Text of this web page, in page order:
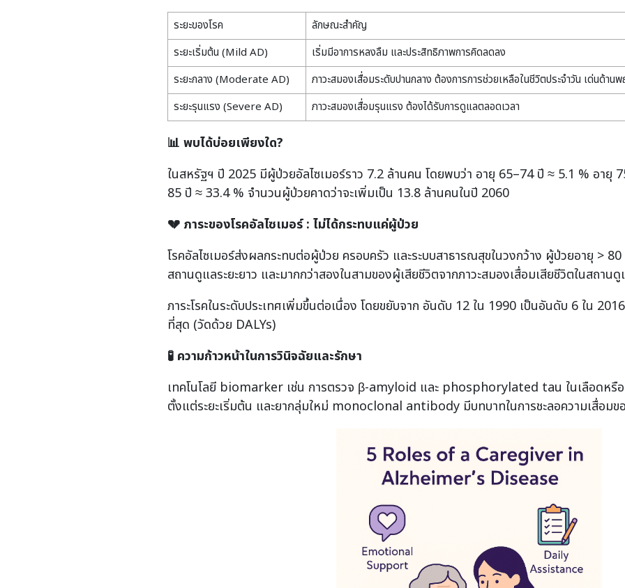
ระยะของโรค
ลักษณะสำคัญ
ระยะเริ่มต้น (Mild AD)
เริ่มมีอาการหลงลืม และประสิทธิภาพการคิดลดลง
ระยะกลาง (Moderate AD)
ภาวะสมองเสื่อมระดับปานกลาง ต้องการการช่วยเหลือในชีวิตประจำวัน เด่นด้า
ระยะรุนแรง (Severe AD)
ภาวะสมองเสื่อมรุนแรง ต้องได้รับการดูแลตลอดเวลา
📊 พบได้บ่อยเพียงใด?
ในสหรัฐฯ ปี 2025 มีผู้ป่วยอัลไซเมอร์ราว 7.2 ล้านคน โดยพบว่า อายุ 65–74 ปี ≈ 5.1 % อายุ
85 ปี ≈ 33.4 % จำนวนผู้ป่วยคาดว่าจะเพิ่มเป็น 13.8 ล้านคนในปี 2060
💔ภาระของโรคอัลไซเมอร์ : ไม่ได้กระทบแค่ผู้ป่วย
โรคอัลไซเมอร์ส่งผลกระทบต่อผู้ป่วย ครอบครัว และระบบสาธารณสุขในวงกว้าง ผู้ป่วยอายุ >
สถานดูแลระยะยาว และมากกว่าสองในสามของผู้เสียชีวิตจากภาวะสมองเสื่อมเสียชีวิตในสถาน
ภาระโรคในระดับประเทศเพิ่มขึ้นต่อเนื่อง โดยขยับจาก อันดับ 12 ใน 1990 เป็นอันดับ 6 ใน
ที่สุด (วัดด้วย DALYs)
🧪 ความก้าวหน้าในการวินิจฉัยและรักษา
เทคโนโลยี biomarker เช่น การตรวจ β-amyloid และ phosphorylated tau ในเลือดหรือ
ตั้งแต่ระยะเริ่มต้น และยากลุ่มใหม่ monoclonal antibody มีบทบาทในการชะลอความเสื่อมข